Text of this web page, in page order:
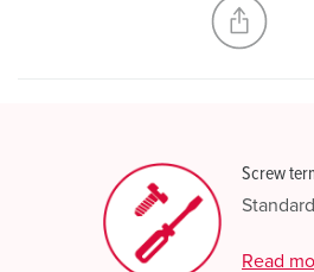
Screw
Read